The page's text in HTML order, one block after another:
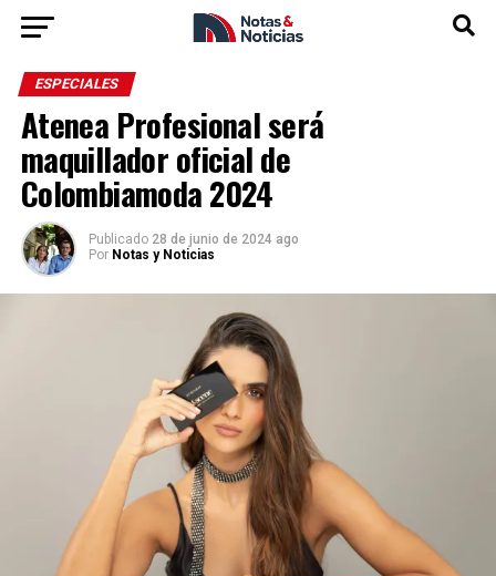
ESPECIALES
Atenea Profesional será
maquillador oficial de
Colombiamoda 2024
Publicado 28 de junio de 2024 ago
Por Notas y Noticias